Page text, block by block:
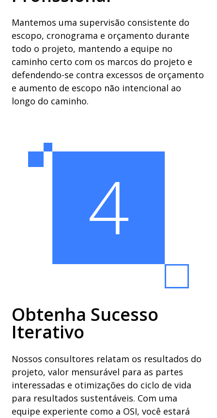
Mantemos uma supervisão consistente do
escopo, cronograma e orçamento durante
todo o projeto, mantendo a equipe no
caminho certo com os marcos do projeto e
defendendo-se contra excessos de orçamento
e aumento de escopo não intencional ao
longo do caminho.
4
Obtenha Sucesso
Iterativo
Nossos consultores relatam os resultados do
projeto, valor mensurável para as partes
interessadas e otimizações do ciclo de vida
para resultados sustentáveis. Com uma
equipe experiente como a OSI, você estará